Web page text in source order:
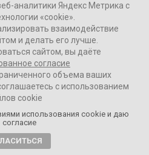
там воюет –
не моего ума дело.
А на
фронте, пока не
мог. И влиял. И
аналитики Яндекс Метрика с
«cookie».
взаимодействие
и делать его лучше.
сайтом, вы даёте
согласие
объема ваших
с использованием
cookie
использования cookie и даю
согласие